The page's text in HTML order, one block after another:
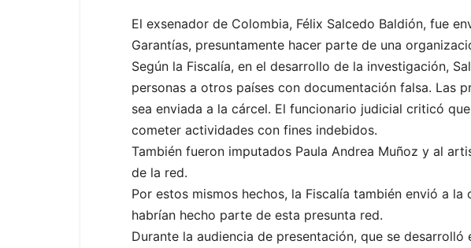
El exsenador de Colombia, Félix Salcedo Baldión, fue
Garantías, presuntamente hacer parte de una
Según la Fiscalía, en el desarrollo de la investigación,
personas a otros países con documentación falsa. Las
sea enviada a la cárcel. El funcionario judicial criticó
cometer actividades con fines indebidos.
También fueron imputados Paula Andrea Muñoz y al
de la red.
Por estos mismos hechos, la Fiscalía también envió a
habrían hecho parte de esta presunta red.
Durante la audiencia de presentación, que se